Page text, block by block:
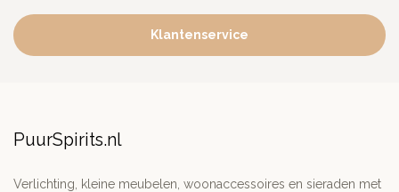
Klantenservice
PuurSpirits.nl
Verlichting, kleine meubelen, woonaccessoires en sieraden met